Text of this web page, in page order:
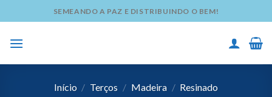
to
content
SEMEANDO A PAZ E DISTRIBUINDO O BEM!
Início / Terços / Madeira / Resinado